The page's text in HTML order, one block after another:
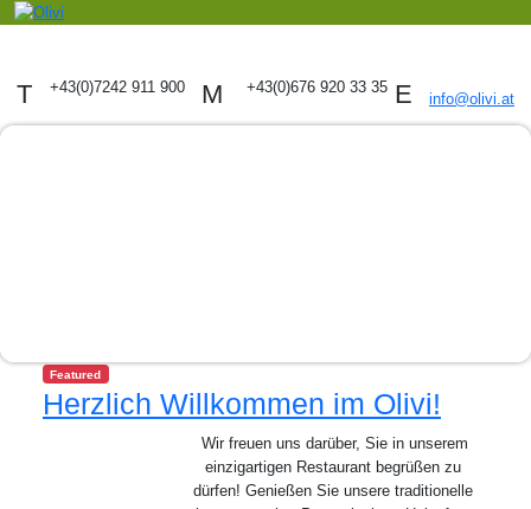
T +43(0)7242 911 900 M +43(0)676 920 33 35 E info@olivi.at
Featured
Herzlich Willkommen im Olivi!
Wir freuen uns darüber, Sie in unserem
einzigartigen Restaurant begrüßen zu
dürfen! Genießen Sie unsere traditionelle